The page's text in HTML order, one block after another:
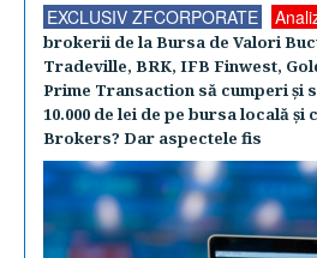
EXCLUSIV ZFCORPORATE
brokerii de la Bursa de Valori
Tradeville, BRK, IFB Finwest,
Prime Transaction să cumperi şi
10.000 de lei de pe bursa locală
Brokers? Dar aspectele fis